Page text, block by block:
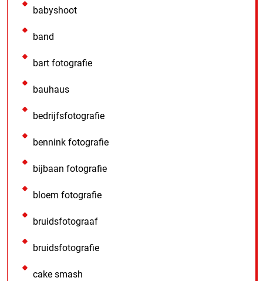
babyshoot
band
bart fotografie
bauhaus
bedrijfsfotografie
bennink fotografie
bijbaan fotografie
bloem fotografie
bruidsfotograaf
bruidsfotografie
cake smash